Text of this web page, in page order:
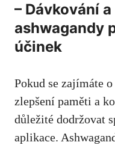
– Dávkování
ashwagandy
účinek
Pokud se zajímáte
zlepšení paměti a
důležité dodržovat
aplikace.